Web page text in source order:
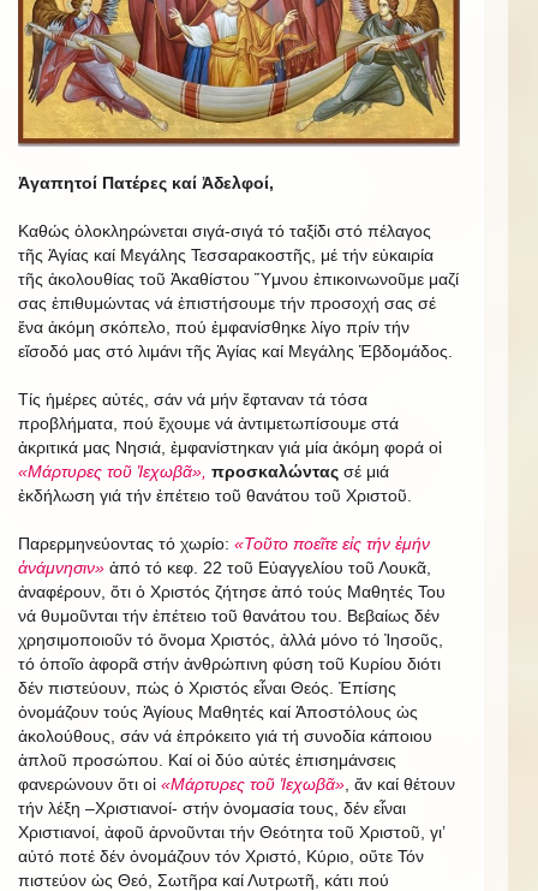
Ἀγαπητοί Πατέρες καί Ἀδελφοί,
Καθώς ὁλοκληρώνεται σιγά-σιγά τό ταξίδι στό πέλαγος
τῆς Ἁγίας καί Μεγάλης Τεσσαρακοστῆς, μέ τήν εὐκαιρία
τῆς ἀκολουθίας τοῦ Ἀκαθίστου Ὕμνου ἐπικοινωνοῦμε μαζί
σας ἐπιθυμώντας νά ἐπιστήσουμε τήν προσοχή σας σέ
ἕνα ἀκόμη σκόπελο, πού ἐμφανίσθηκε λίγο πρίν τήν
εἴσοδό μας στό λιμάνι τῆς Ἁγίας καί Μεγάλης Ἑβδομάδος.
Τίς ἡμέρες αὐτές, σάν νά μήν ἔφταναν τά τόσα
προβλήματα, πού ἔχουμε νά ἀντιμετωπίσουμε στά
ἀκριτικά μας Νησιά, ἐμφανίστηκαν γιά μία ἀκόμη φορά οἱ
«Μάρτυρες τοῦ Ἰεχωβᾶ», προσκαλώντας σέ μιά
ἐκδήλωση γιά τήν ἐπέτειο τοῦ θανάτου τοῦ Χριστοῦ.
Παρερμηνεύοντας τό χωρίο: «Τοῦτο ποεῖτε εἰς τήν ἐμήν
ἀνάμνησιν» ἀπό τό κεφ. 22 τοῦ Εὐαγγελίου τοῦ Λουκᾶ,
ἀναφέρουν, ὅτι ὁ Χριστός ζήτησε ἀπό τούς Μαθητές Του
νά θυμοῦνται τήν ἐπέτειο τοῦ θανάτου του. Βεβαίως δέν
χρησιμοποιοῦν τό ὄνομα Χριστός, ἀλλά μόνο τό Ἰησοῦς,
τό ὁποῖο ἀφορᾶ στήν ἀνθρώπινη φύση τοῦ Κυρίου διότι
δέν πιστεύουν, πώς ὁ Χριστός εἶναι Θεός. Ἐπίσης
ὀνομάζουν τούς Ἁγίους Μαθητές καί Ἀποστόλους ὡς
ἀκολούθους, σάν νά ἐπρόκειτο γιά τή συνοδία κάποιου
ἁπλοῦ προσώπου. Καί οἱ δύο αὐτές ἐπισημάνσεις
φανερώνουν ὅτι οἱ «Μάρτυρες τοῦ Ἰεχωβᾶ» , ἄν καί θέτουν
τήν λέξη –Χριστιανοί- στήν ὀνομασία τους, δέν εἶναι
Χριστιανοί, ἀφοῦ ἀρνοῦνται τήν Θεότητα τοῦ Χριστοῦ, γι’
αὐτό ποτέ δέν ὀνομάζουν τόν Χριστό, Κύριο, οὔτε Τόν
πιστεύον ὡς Θεό, Σωτῆρα καί Λυτρωτῆ, κάτι πού